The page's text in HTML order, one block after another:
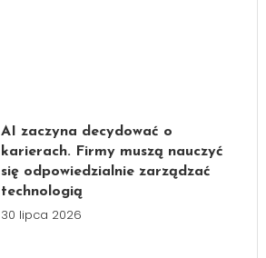
AI zaczyna decydować o
karierach. Firmy muszą nauczyć
się odpowiedzialnie zarządzać
technologią
30 lipca 2026